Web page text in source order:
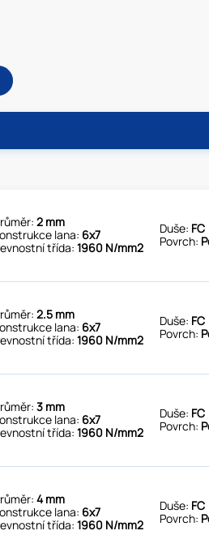
2 mm
lana: 6x7
třída: 1960 N/mm2
Duše: FC
Povrch:
2.5 mm
lana: 6x7
třída: 1960 N/mm2
Duše: FC
Povrch:
3 mm
lana: 6x7
třída: 1960 N/mm2
Duše: FC
Povrch:
4 mm
lana: 6x7
třída: 1960 N/mm2
Duše: FC
Povrch: